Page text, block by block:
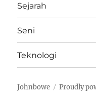
Sejarah
Seni
Teknologi
Johnbowe Proudly